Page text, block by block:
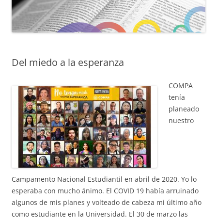
Del miedo a la esperanza
COMPA
tenía
planeado
nuestro
Campamento Nacional Estudiantil en abril de 2020. Yo lo
esperaba con mucho ánimo. El COVID 19 había arruinado
algunos de mis planes y volteado de cabeza mi último año
como estudiante en la Universidad. El 30 de marzo las